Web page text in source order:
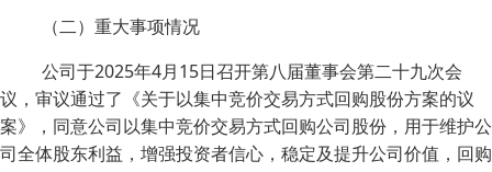
（二）重大事项情况
公司于2025年4月15日召开第八届董事会第二十九次会
议，审议通过了《关于以集中竞价交易方式回购股份方案的议
案》，同意公司以集中竞价交易方式回购公司股份，用于维护公
司全体股东利益，增强投资者信心，稳定及提升公司价值，回购